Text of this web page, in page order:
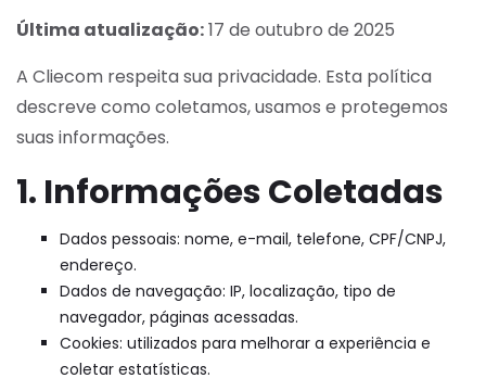
Última atualização:17 de outubro de 2025
A Cliecom respeita sua privacidade. Esta política
descreve como coletamos, usamos e protegemos
suas informações.
1. Informações Coletadas
Dados pessoais: nome, e-mail, telefone, CPF/CNPJ,
endereço.
Dados de navegação: IP, localização, tipo de
navegador, páginas acessadas.
Cookies: utilizados para melhorar a experiência e
coletar estatísticas.